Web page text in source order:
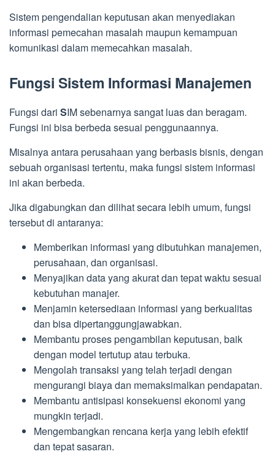
Sistem pengendalian keputusan akan menyediakan
informasi pemecahan masalah maupun kemampuan
komunikasi dalam memecahkan masalah.
Fungsi Sistem Informasi Manajemen
Fungsi dari SIMsebenarnya sangat luas dan beragam.
Fungsi ini bisa berbeda sesuai penggunaannya.
Misalnya antara perusahaan yang berbasis bisnis, dengan
sebuah organisasi tertentu, maka fungsi sistem informasi
ini akan berbeda.
Jika digabungkan dan dilihat secara lebih umum, fungsi
tersebut di antaranya:
Memberikan informasi yang dibutuhkan manajemen,
perusahaan, dan organisasi.
Menyajikan data yang akurat dan tepat waktu sesuai
kebutuhan manajer.
Menjamin ketersediaan informasi yang berkualitas
dan bisa dipertanggungjawabkan.
Membantu proses pengambilan keputusan, baik
dengan model tertutup atau terbuka.
Mengolah transaksi yang telah terjadi dengan
mengurangi biaya dan memaksimalkan pendapatan.
Membantu antisipasi konsekuensi ekonomi yang
mungkin terjadi.
Mengembangkan rencana kerja yang lebih efektif
dan tepat sasaran.